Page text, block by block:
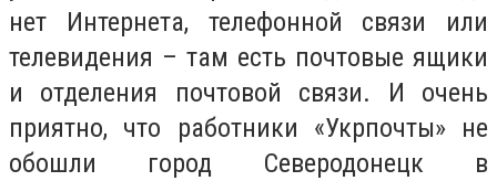
нет Интернета, телефонной связи или
телевидения – там есть почтовые ящики
и отделения почтовой связи. И очень
приятно, что работники «Укрпочты» не
обошли город Северодонецк в